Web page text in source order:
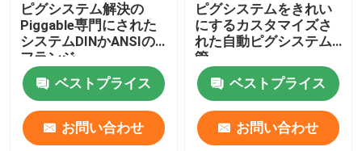
ピグシステム解決の
Piggable専門にされた
システムDINかANSIの
フランジ
ベストプライス
お問い合わせ
ピグシステムをきれい
にするカスタマイズさ
れた自動ピグシステム
管
ベストプライス
お問い合わせ